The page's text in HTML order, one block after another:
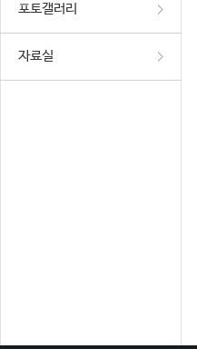
포토갤러리
자료실